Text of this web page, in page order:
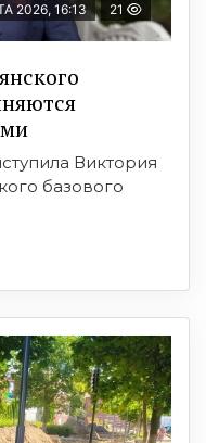
2026, 16:13 21
Виктория
базового